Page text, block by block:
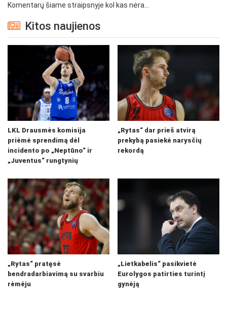
Komentarų šiame straipsnyje kol kas nėra...
Kitos naujienos
LKL Drausmės komisija
priėmė sprendimą dėl
incidento po „Neptūno“ ir
„Juventus“ rungtynių
„Rytas“ dar prieš atvirą
prekybą pasiekė narysčių
rekordą
„Rytas“ pratęsė
bendradarbiavimą su svarbiu
rėmėju
„Lietkabelis“ pasikvietė
Eurolygos patirties turintį
gynėją